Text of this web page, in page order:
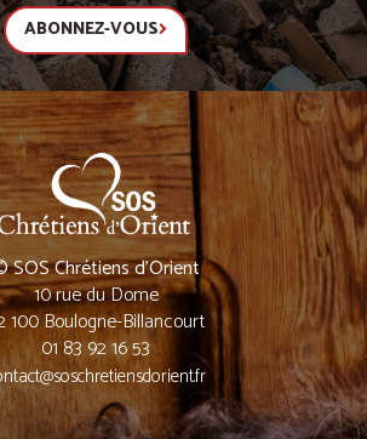
ABONNEZ-VOUS
SOS Chrétiens d’Orient
10 rue du Dome
100 Boulogne-Billancourt
01 83 92 16 53